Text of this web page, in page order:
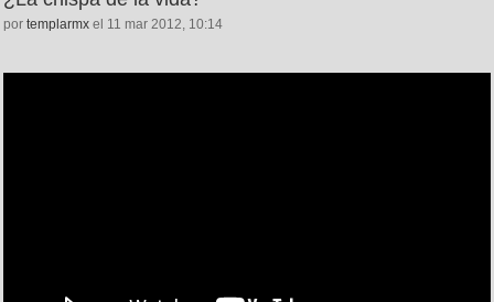
por templarmx el 11 mar 2012, 10:14